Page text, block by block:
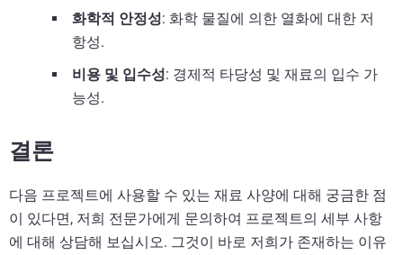
화학적 안정성: 화학 물질에 의한 열화에 대한 저
항성.
비용 및 입수성: 경제적 타당성 및 재료의 입수 가
능성.
결론
다음 프로젝트에 사용할 수 있는 재료 사양에 대해 궁금한 점
이 있다면, 저희 전문가에게 문의하여 프로젝트의 세부 사항
에 대해 상담해 보십시오. 그것이 바로 저희가 존재하는 이유